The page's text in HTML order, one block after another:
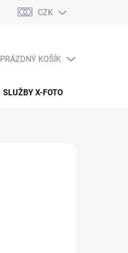
CZK
NÁKUPNÍ
PRÁZDNÝ KOŠÍK
SLUŽBY X-FOTO